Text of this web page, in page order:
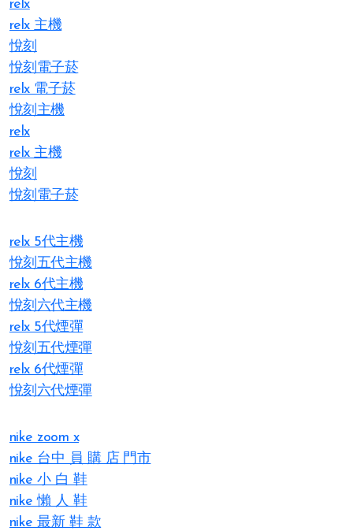
relx
relx 主機
悅刻
悅刻電子菸
relx 電子菸
悅刻主機
relx
relx 主機
悅刻
悅刻電子菸
relx 5代主機
悅刻五代主機
relx 6代主機
悅刻六代主機
relx 5代煙彈
悅刻五代煙彈
relx 6代煙彈
悅刻六代煙彈
nike zoom x
nike 台中 員 購 店 門市
nike 小 白 鞋
nike 懶 人 鞋
nike 最新 鞋 款